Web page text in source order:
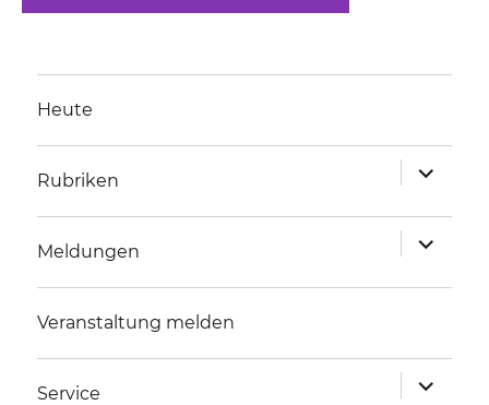
Heute
Rubriken
anzeigen
Meldungen
anzeigen
Veranstaltung melden
Service
anzeigen